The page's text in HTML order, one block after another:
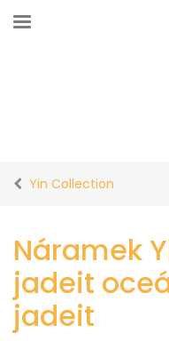
Yin Collection
Náramek
jadeit
jadeit